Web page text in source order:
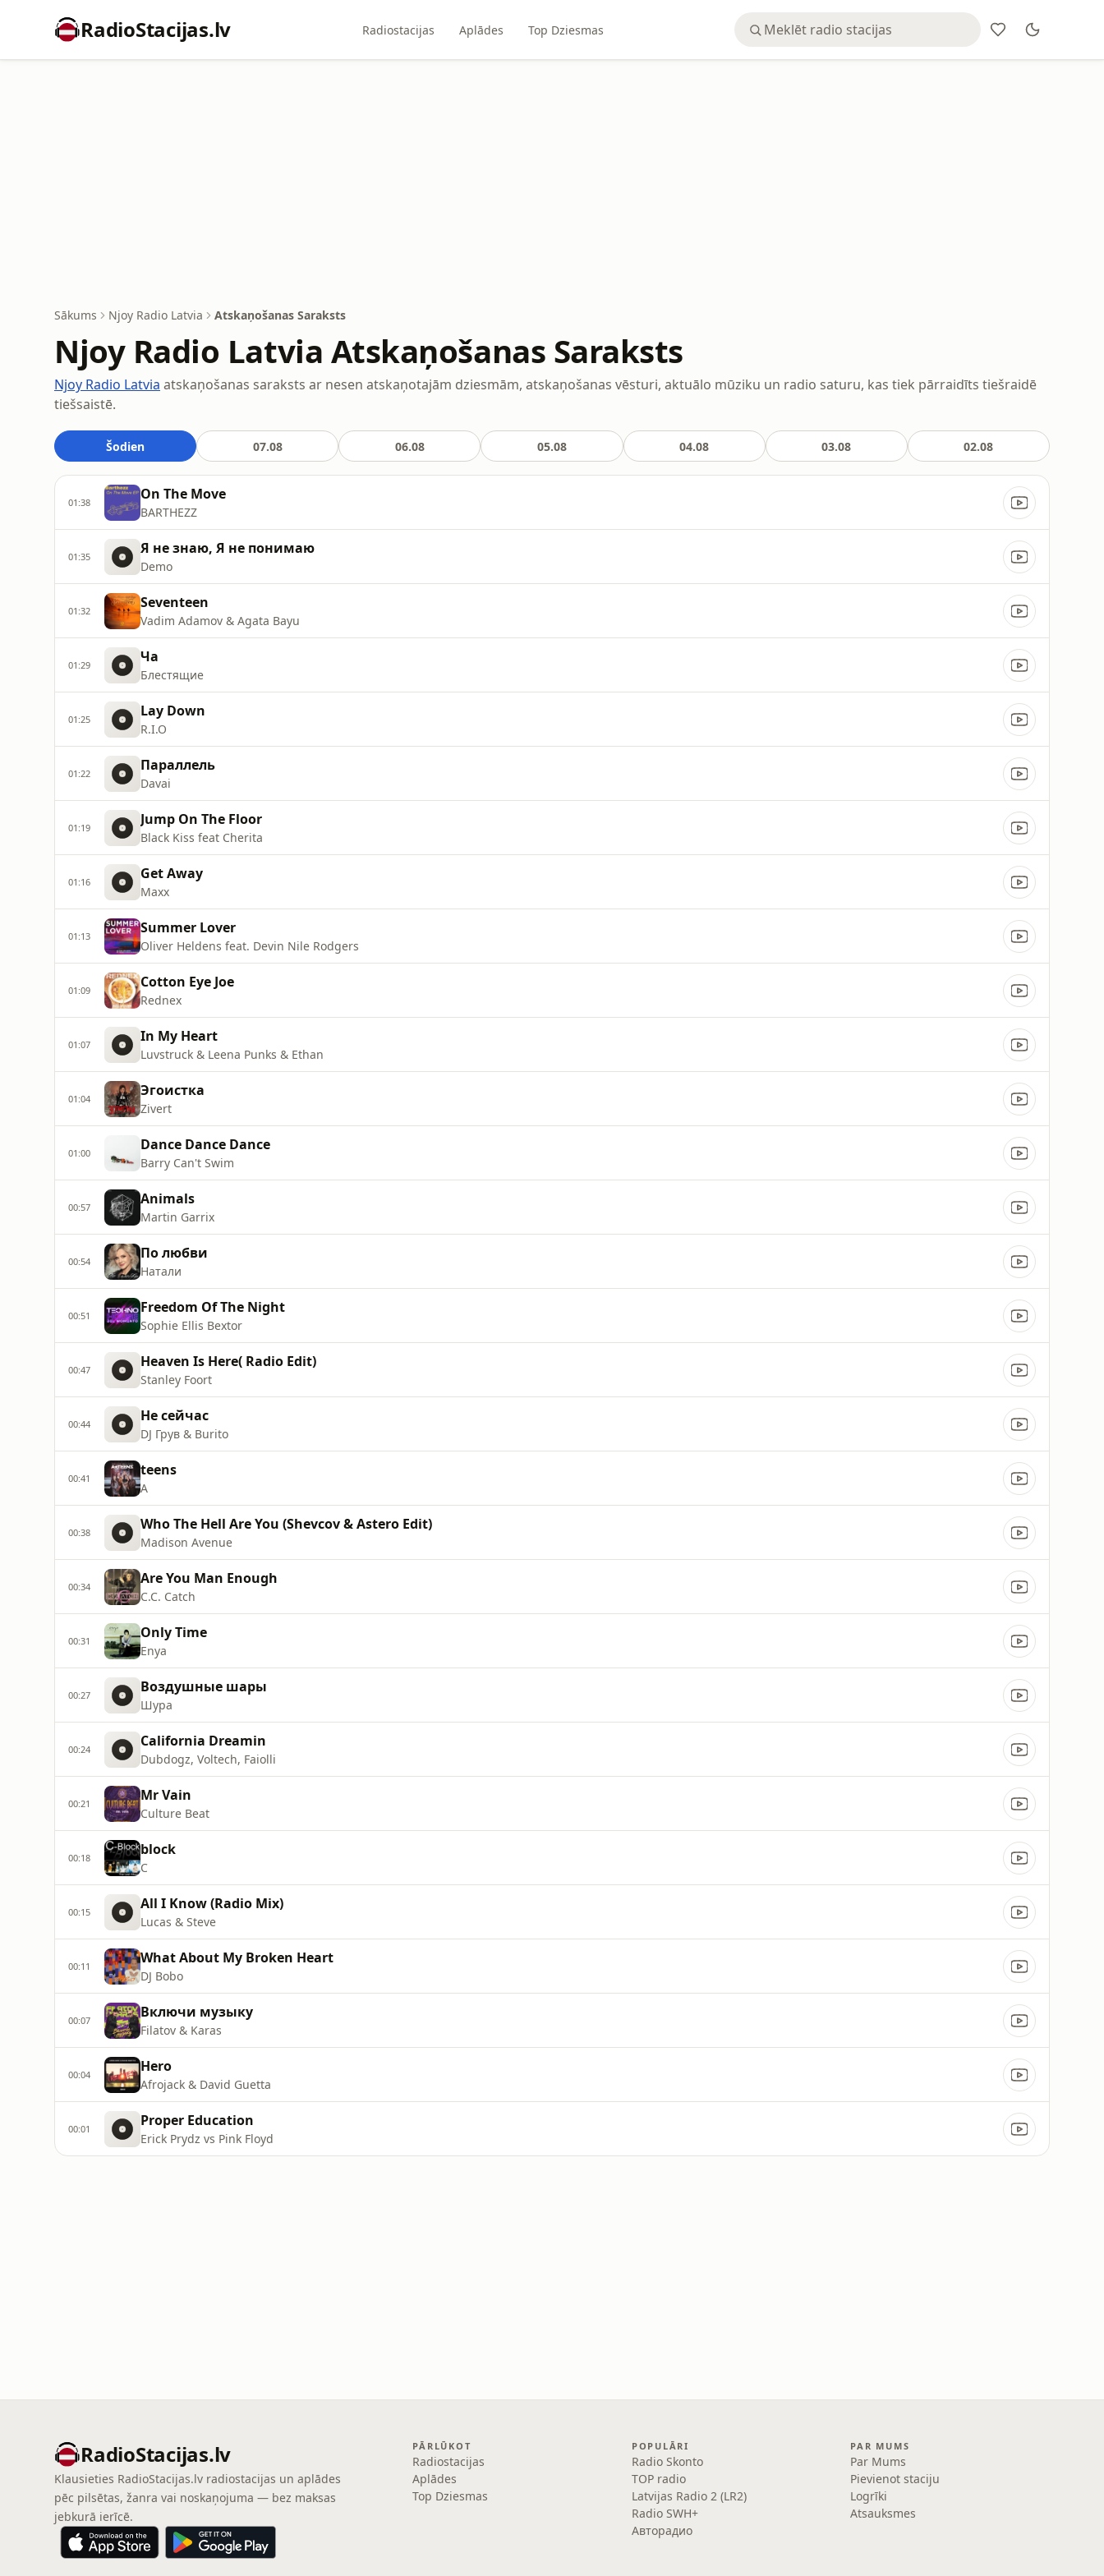
RadioStacijas.lv Radiostacijas Aplādes Top Dziesmas
Sākums Njoy Radio Latvia Atskaņošanas Saraksts
Njoy Radio Latvia Atskaņošanas Saraksts
Njoy Radio Latvia atskaņošanas saraksts ar nesen atskaņotajām dziesmām, atskaņošanas vēsturi, aktuālo mūziku un radio saturu, kas tiek pārraidīts tiešraidē
tiešsaistē.
Šodien 07.08 06.08 05.08 04.08 03.08 02.08
01:38 On The Move
BARTHEZZ
01:35 Я не знаю, Я не понимаю
Demo
01:32 Seventeen
Vadim Adamov & Agata Bayu
01:29 Ча
Блестящие
01:25 Lay Down
R.I.O
01:22 Параллель
Davai
01:19 Jump On The Floor
Black Kiss feat Cherita
01:16 Get Away
Maxx
01:13 Summer Lover
Oliver Heldens feat. Devin Nile Rodgers
01:09 Cotton Eye Joe
Rednex
01:07 In My Heart
Luvstruck & Leena Punks & Ethan
01:04 Эгоистка
Zivert
01:00 Dance Dance Dance
Barry Can't Swim
00:57 Animals
Martin Garrix
00:54 По любви
Натали
00:51 Freedom Of The Night
Sophie Ellis Bextor
00:47 Heaven Is Here( Radio Edit)
Stanley Foort
00:44 Не сейчас
DJ Грув & Burito
00:41 teens
A
00:38 Who The Hell Are You (Shevcov & Astero Edit)
Madison Avenue
00:34 Are You Man Enough
C.C. Catch
00:31 Only Time
Enya
00:27 Воздушные шары
Шура
00:24 California Dreamin
Dubdogz, Voltech, Faiolli
00:21 Mr Vain
Culture Beat
00:18 block
C
00:15 All I Know (Radio Mix)
Lucas & Steve
00:11 What About My Broken Heart
DJ Bobo
00:07 Включи музыку
Filatov & Karas
00:04 Hero
Afrojack & David Guetta
00:01 Proper Education
Erick Prydz vs Pink Floyd
RadioStacijas.lv
Klausieties RadioStacijas.lv radiostacijas un aplādes
pēc pilsētas, žanra vai noskaņojuma — bez maksas
jebkurā ierīcē.
PĀRLŪKOT
Radiostacijas
Aplādes
Top Dziesmas
POPULĀRI
Radio Skonto
TOP radio
Latvijas Radio 2 (LR2)
Radio SWH+
Авторадио
PAR MUMS
Par Mums
Pievienot staciju
Logrīki
Atsauksmes